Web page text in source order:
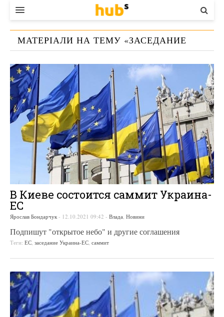
ВЛАДА
ЕКОНОМІКА
БІЗНЕС
СТАРТЕР
КОНТАКТИ
МАТЕРІАЛИ НА ТЕМУ «ЗАСЕДАНИЕ
В Киеве состоится саммит Украина-
ЕС
Ярослав Бондарчук - 12.10.2021 09:42 - Влада Новини
Подпишут "открытое небо" и другие соглашения
Теги: ЕС заседание Украина-ЕС саммит